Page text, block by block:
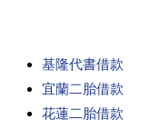
基隆代書借款
宜蘭二胎借款
花蓮二胎借款